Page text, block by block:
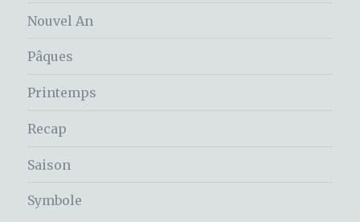
Nouvel An
Pâques
Printemps
Recap
Saison
Symbole